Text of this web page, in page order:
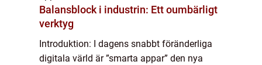
Balansblock i industrin: Ett oumbärligt
verktyg
Introduktion: I dagens snabbt föränderliga
digitala värld är ”smarta appar” den nya